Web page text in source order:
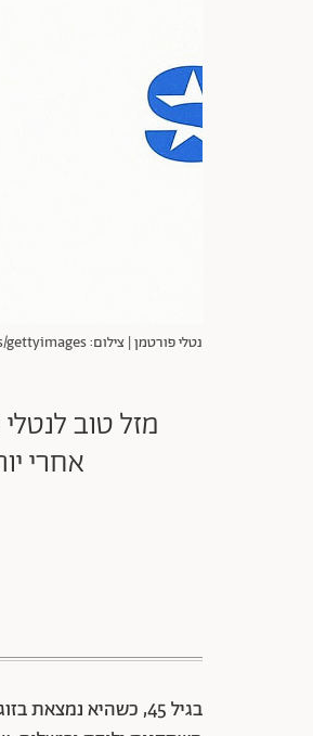
נטלי פורטמן | צילום: Arturo Holmes/gettyimages
מזל טוב
אחרי
בגיל 45, כשהיא נמצאת בזוגיות חדשה ומצפה לילד שלישי,